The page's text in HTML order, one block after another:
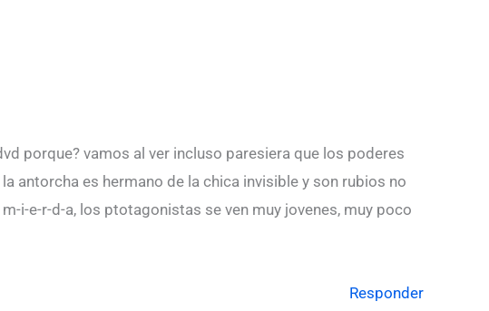
porque? vamos al ver incluso paresiera que los poderes
antorcha es hermano de la chica invisible y son rubios no
i-e-r-d-a, los ptotagonistas se ven muy jovenes, muy poco
Responder